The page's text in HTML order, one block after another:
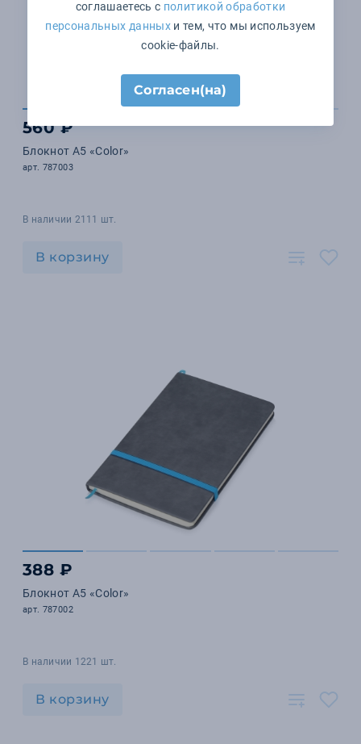
560 ₽
Блокнот А5 «Color»
арт. 787003
В наличии 2111 шт.
В корзину
388 ₽
Блокнот А5 «Color»
арт. 787002
В наличии 1221 шт.
В корзину
соглашаетесь с политикой обработки
персональных данныхи тем, что мы используем
cookie-файлы.
Согласен(на)